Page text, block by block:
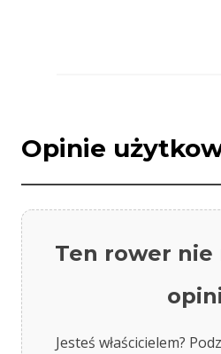
Opinie
Ten rower nie
Jesteś właścicielem?